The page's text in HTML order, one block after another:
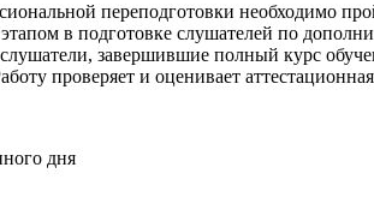
переподготовки необходимо
в подготовке слушателей по
завершившие полный курс
проверяет и оценивает
дня